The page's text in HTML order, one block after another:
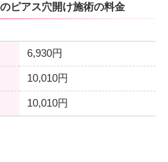
ピアス穴開け施術の料金
6,930円
10,010円
10,010円